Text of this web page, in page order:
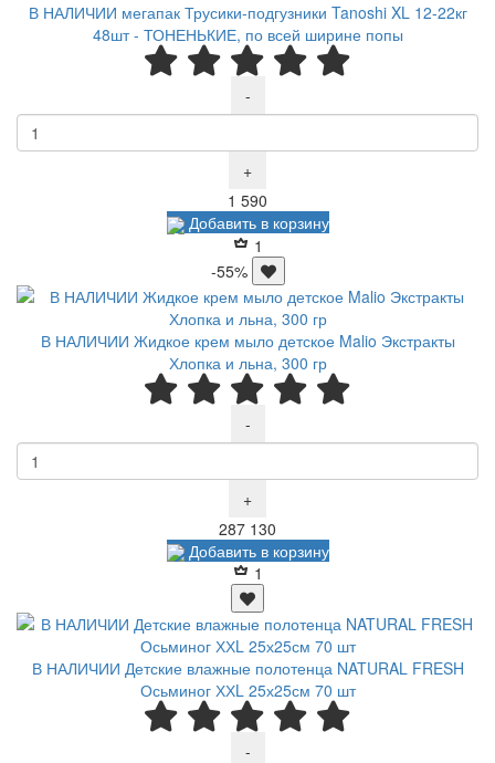
В НАЛИЧИИ мегапак Трусики-подгузники Tanoshi XL 12-22кг
48шт - ТОНЕНЬКИЕ, по всей ширине попы
-
+
1 590
Добавить в корзину
1
-55%
В НАЛИЧИИ Жидкое крем мыло детское Malio Экстракты
Хлопка и льна, 300 гр
-
+
287 Р130
Добавить в корзину
1
В НАЛИЧИИ Детские влажные полотенца NATURAL FRESH
Осьминог ХХL 25х25см 70 шт
-